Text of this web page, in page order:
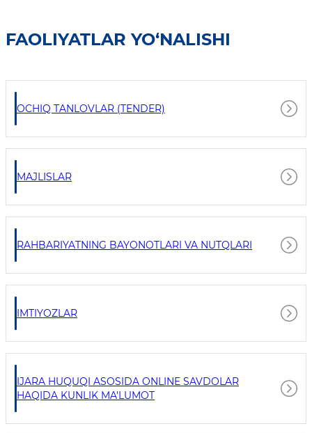
FAOLIYATLAR YO‘NALISHI
OCHIQ TANLOVLAR (TENDER)
MAJLISLAR
RAHBARIYATNING BAYONOTLARI VA NUTQLARI
IMTIYOZLAR
IJARA HUQUQI ASOSIDA ONLINE SAVDOLAR
HAQIDA KUNLIK MA'LUMOT